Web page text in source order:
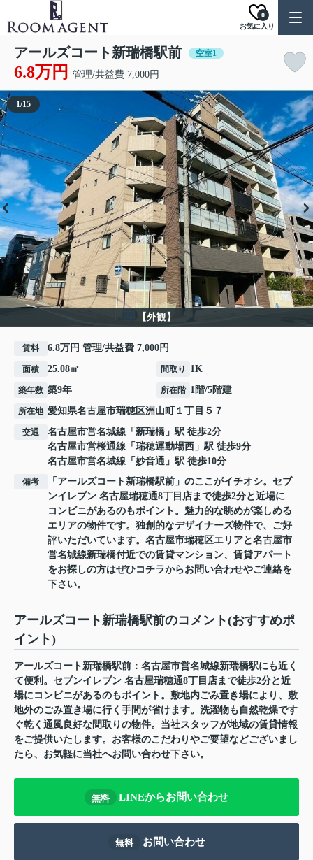
お気に入り
0
アールズコート新瑞橋駅前 空室1
6.8万円 管理/共益費 7,000円
【外観】
1/15
賃料 6.8万円 管理/共益費 7,000円
面積 25.08㎡ 間取り 1K
築年数 築9年 所在階 1階/5階建
所在地 愛知県名古屋市瑞穂区洲山町 １丁目５７
交通 名古屋市営名城線 「 新瑞橋 」駅 徒歩2分
名古屋市営桜通線 「 瑞穂運動場西 」駅 徒歩9分
名古屋市営名城線 「 妙音通 」駅 徒歩10分
備考
「アールズコート新瑞橋駅前」のここがイチオシ。セブ
ンイレブン 名古屋瑞穂通8丁目店まで徒歩2分と近場に
コンビニがあるのもポイント。魅力的な眺めが楽しめる
エリアの物件です。独創的なデザイナーズ物件で、ご好
評いただいています。名古屋市瑞穂区エリアと名古屋市
営名城線新瑞橋付近での賃貸マンション、賃貸アパート
をお探しの方はぜひコチラからお問い合わせやご連絡を
下さい。
アールズコート新瑞橋駅前のコメント(おすすめポ
イント)
アールズコート新瑞橋駅前：名古屋市営名城線新瑞橋駅にも近く
て便利。セブンイレブン 名古屋瑞穂通8丁目店まで徒歩2分と近
場にコンビニがあるのもポイント。敷地内ごみ置き場により、敷
地外のごみ置き場に行く手間が省けます。洗濯物も自然乾燥です
ぐ乾く通風良好な間取りの物件。当社スタッフが地域の賃貸情報
をご提供いたします。お客様のこだわりやご要望などございまし
たら、お気軽に当社へお問い合わせ下さい。
無料 LINEからお問い合わせ
無料 お問い合わせ